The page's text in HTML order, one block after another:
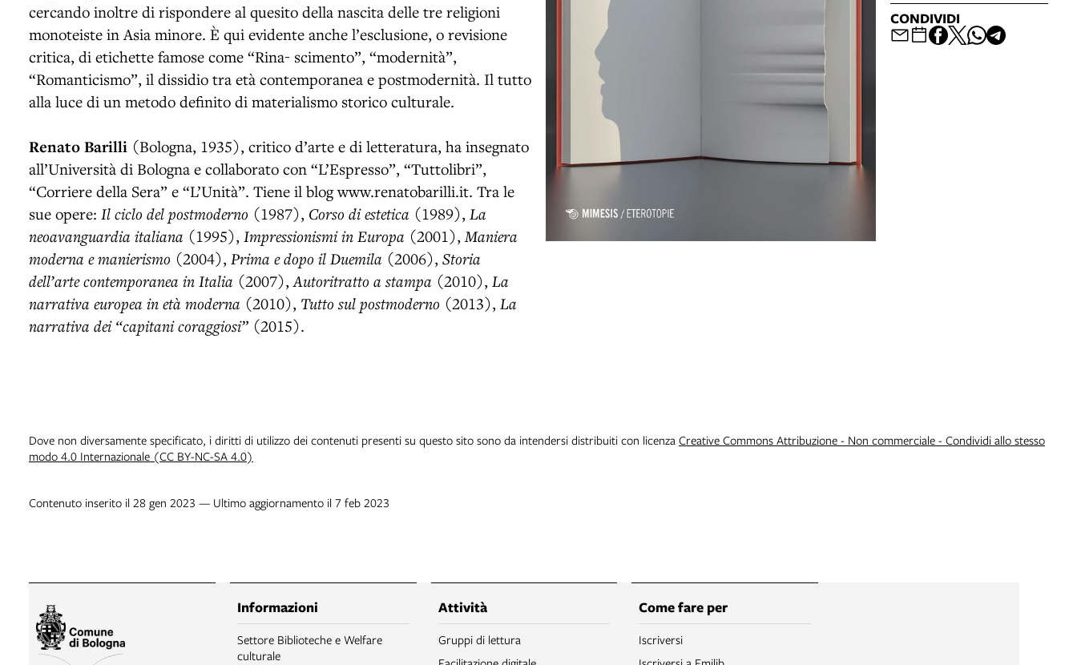
cercando inoltre di rispondere al quesito della nascita delle tre religioni
monoteiste in Asia minore. È qui evidente anche l’esclusione, o revisione
critica, di etichette famose come “Rina- scimento”, “modernità”,
“Romanticismo”, il dissidio tra età contemporanea e postmodernità. Il tutto
alla luce di un metodo definito di materialismo storico culturale.
Renato Barilli (Bologna, 1935), critico d’arte e di letteratura, ha insegnato
all’Università di Bologna e collaborato con “L’Espresso”, “Tuttolibri”,
“Corriere della Sera” e “L’Unità”. Tiene il blog www.renatobarilli.it. Tra le
sue opere: Il ciclo del postmoderno (1987), Corso di estetica (1989), La
neoavanguardia italiana (1995), Impressionismi in Europa (2001), Maniera
moderna e manierismo (2004), Prima e dopo il Duemila (2006), Storia
dell’arte contemporanea in Italia (2007), Autoritratto a stampa (2010), La
narrativa europea in età moderna (2010), Tutto sul postmoderno (2013), La
narrativa dei “capitani coraggiosi” (2015).
CONDIVIDI
Dove non diversamente specificato, i diritti di utilizzo dei contenuti presenti su questo sito sono da intendersi distribuiti con licenza Creative Commons Attribuzione - Non commerciale - Condividi allo stesso
modo 4.0 Internazionale (CC BY-NC-SA 4.0)
Contenuto inserito il 28 gen 2023 — Ultimo aggiornamento il 7 feb 2023
Informazioni
Settore Biblioteche e Welfare
culturale
Attività
Gruppi di lettura
Come fare per
Iscriversi